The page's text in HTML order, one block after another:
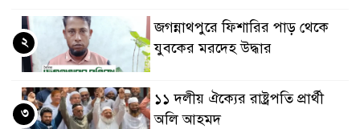
জগন্নাথপুরে ফিশারির পাড় থেকে
যুবকের মরদেহ উদ্ধার
২
১১ দলীয় ঐক্যের রাষ্ট্রপতি প্রার্থী
অলি আহমদ
৩